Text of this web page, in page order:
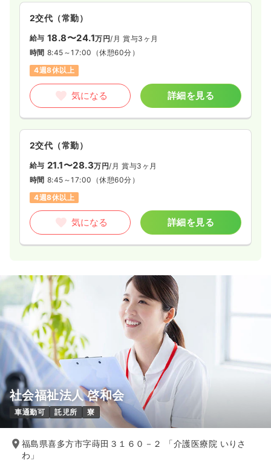
2交代（常勤）
給与 18.8〜24.1万円/月 賞与3ヶ月
時間 8:45～17:00 （休憩60分）
4週8休以上
気になる 詳細を見る
2交代（常勤）
給与 21.1〜28.3万円/月 賞与3ヶ月
時間 8:45～17:00 （休憩60分）
4週8休以上
気になる 詳細を見る
社会福祉法人 啓和会
車通勤可 託児所 寮
福島県喜多方市字蒔田３１６０－２ 「介護医療院 いりさ
わ」